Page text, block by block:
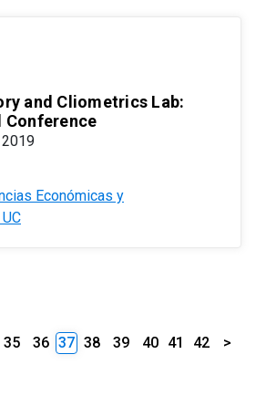
and Cliometrics Lab:
Conference
Económicas y
35 36 37 38 39 40 41 42 >